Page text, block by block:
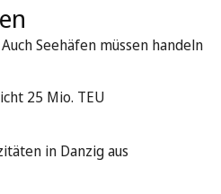
Seehäfen müssen handeln
25 Mio. TEU
in Danzig aus